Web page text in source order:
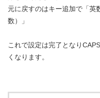
元に戻すのはキー追加で「
数）」
これで設定は完了となり
くなります。